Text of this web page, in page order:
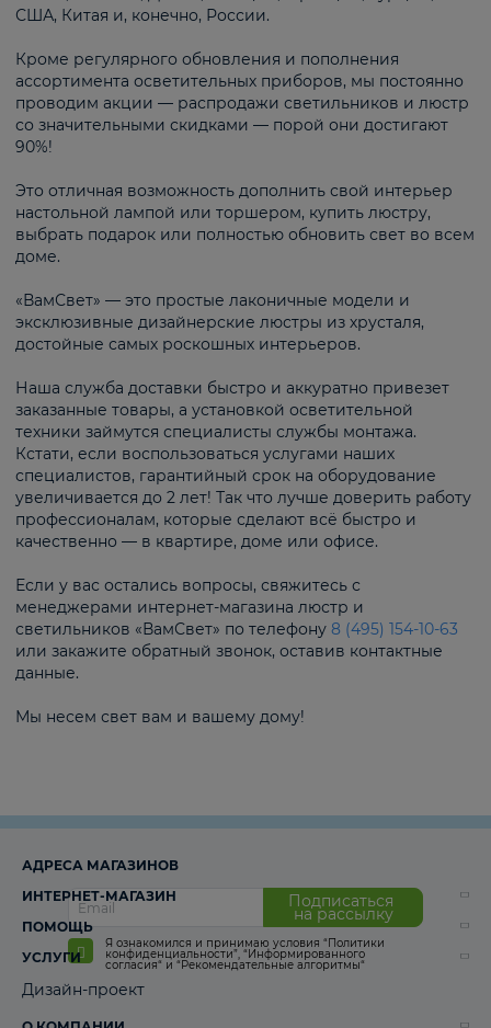
США, Китая и, конечно, России.
Кроме регулярного обновления и пополнения
ассортимента осветительных приборов, мы постоянно
проводим акции — распродажи светильников и люстр
со значительными скидками — порой они достигают
90%!
Это отличная возможность дополнить свой интерьер
настольной лампой или торшером, купить люстру,
выбрать подарок или полностью обновить свет во всем
доме.
«ВамСвет» — это простые лаконичные модели и
эксклюзивные дизайнерские люстры из хрусталя,
достойные самых роскошных интерьеров.
Наша служба доставки быстро и аккуратно привезет
заказанные товары, а установкой осветительной
техники займутся специалисты службы монтажа.
Кстати, если воспользоваться услугами наших
специалистов, гарантийный срок на оборудование
увеличивается до 2 лет! Так что лучше доверить работу
профессионалам, которые сделают всё быстро и
качественно — в квартире, доме или офисе.
Если у вас остались вопросы, свяжитесь с
менеджерами интернет-магазина люстр и
светильников «ВамСвет» по телефону 8 (495) 154-10-63
или закажите обратный звонок, оставив контактные
данные.
Мы несем свет вам и вашему дому!
Подписаться
на рассылку
Я ознакомился и принимаю условия “Политики
конфиденциальности”, “Информированного
согласия“ и “Рекомендательные алгоритмы“
АДРЕСА МАГАЗИНОВ
ИНТЕРНЕТ-МАГАЗИН
ПОМОЩЬ
УСЛУГИ
Дизайн-проект